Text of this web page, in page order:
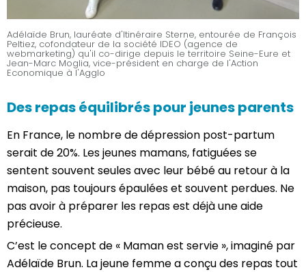
Adélaïde Brun, lauréate d'Itinéraire Sterne, entourée de François
Peltiez, cofondateur de la société IDEO (agence de
webmarketing) qu'il co-dirige depuis le territoire Seine-Eure et
Jean-Marc Moglia, vice-président en charge de l'Action
Economique à l'Agglo
Des repas équilibrés pour jeunes parents
En France, le nombre de dépression post-partum
serait de 20%. Les jeunes mamans, fatiguées se
sentent souvent seules avec leur bébé au retour à la
maison, pas toujours épaulées et souvent perdues. Ne
pas avoir à préparer les repas est déjà une aide
précieuse.
C’est le concept de « Maman est servie », imaginé par
Adélaïde Brun. La jeune femme a conçu des repas tout